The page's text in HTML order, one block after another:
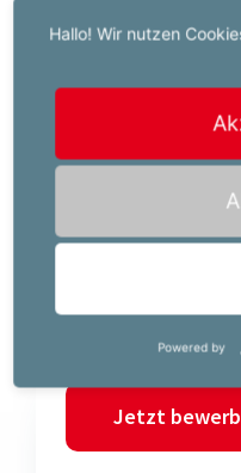
Der für diese Position
Mindestverdienst
Basis
Jetzt
Hallo! Wir nutzen
Powered by